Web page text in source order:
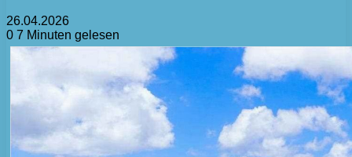
26.04.2026
0 7 Minuten gelesen